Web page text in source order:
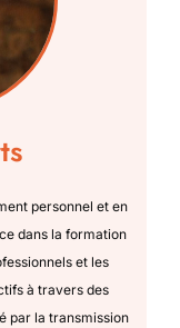
personnel et en
dans la formation
et les
à travers des
par la transmission